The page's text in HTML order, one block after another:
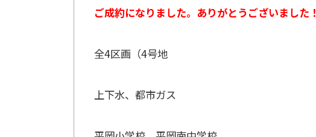
ご成約になりました。ありがとうございました！
全4区画（4号地
上下水、都市ガス